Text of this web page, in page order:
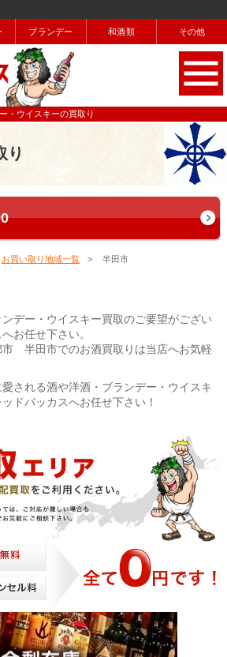
ブランデー 和酒類 その他
・ウイスキーの買取り
り
お買い取り地域一覧 半田市
デー・ウイスキー買取のご要望がござい
お任せ下さい。
市 半田市でのお酒買取りは当店へお気軽
される酒や洋酒・ブランデー・ウイスキ
ドバッカスへお任せ下さい！